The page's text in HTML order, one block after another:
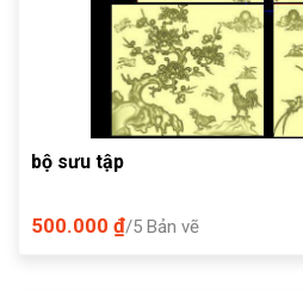
bộ sưu tập
500.000 ₫/5 Bản vẽ